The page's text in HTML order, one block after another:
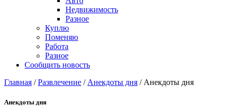
Недвижимость
Разное
Куплю
Поменяю
Работа
Разное
Сообщить новость
Главная /Развлечение / Анекдоты дня / Анекдоты дня
Анекдоты дня